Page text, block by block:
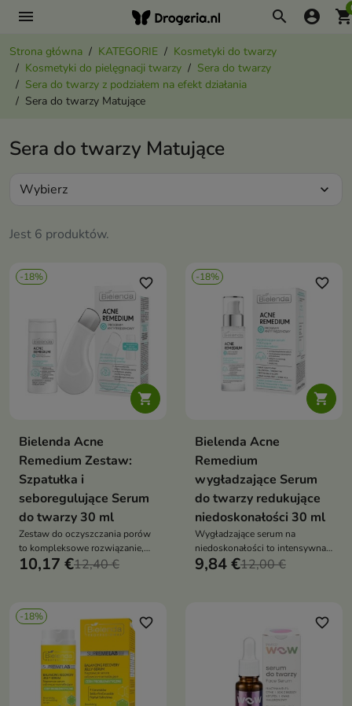
menu search account_circle
Strona główna KATEGORIE
Kosmetyki do twarzy
Kosmetyki do pielęgnacji twarzy
Sera do twarzy
Sera do twarzy z podziałem na efekt działania
Sera do twarzy Matujące
Sera do twarzy Matujące
Jest 6 produktów.
Wybierz expand_more
-18%

favorite_border
Bielenda Acne
Remedium Zestaw:
Szpatułka i
seboregulujące Serum
do twarzy 30 ml
Zestaw do oczyszczania porów
to kompleksowe rozwiązanie,
które łączy mechaniczne
przywracać skórze gładkość
10,17 €12,40 €
-18%

favorite_border
Bielenda Acne
Remedium
wygładzające Serum
do twarzy redukujące
niedoskonałości 30 ml
Wygładzające serum na
niedoskonałości to intensywna
nocna kuracja, która redukuje
9,84 €12,00 €
-18% favorite_border favorite_border